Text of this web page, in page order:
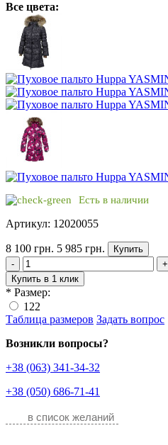
Все цвета:
Есть в наличии
Артикул: 12020055
8 100 грн. 5 985 грн.
Купить
-
+
Купить в 1 клик
* Размер:
122
Таблица размеров Задать вопрос
Возникли вопросы?
+38 (063) 341-34-32
+38 (050) 686-71-41
в список желаний